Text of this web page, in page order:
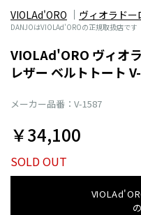
VIOLAd'ORO ヴィオラドー
DANJOはVIOLAd'OROの正規取扱店です
VIOLAd'ORO ヴィオ
レザー ベルトトート
メーカー品番：V-1587
￥34,100
SOLD OUT